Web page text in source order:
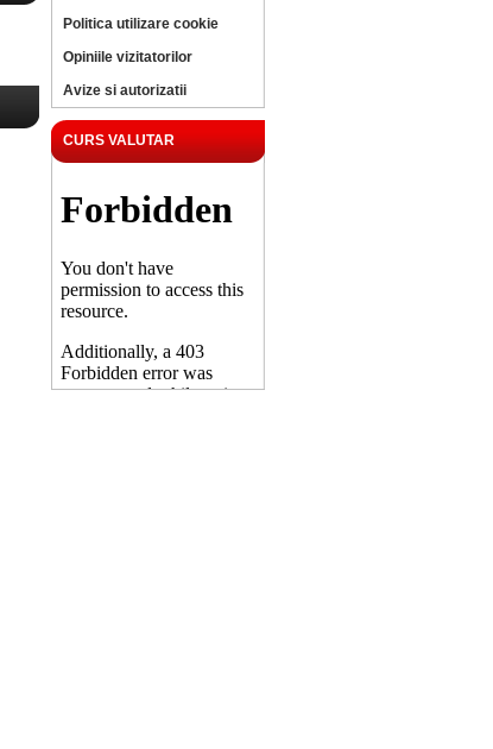
Politica utilizare cookie
Opiniile vizitatorilor
Avize si autorizatii
CURS VALUTAR